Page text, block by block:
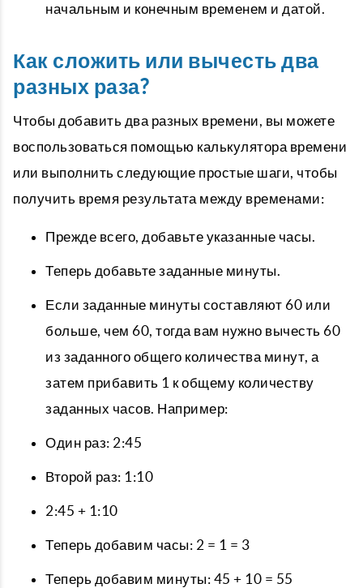
начальным и конечным временем и датой.
Как сложить или вычесть два
разных раза?
Чтобы добавить два разных времени, вы можете
воспользоваться помощью калькулятора времени
или выполнить следующие простые шаги, чтобы
получить время результата между временами:
Прежде всего, добавьте указанные часы.
Теперь добавьте заданные минуты.
Если заданные минуты составляют 60 или
больше, чем 60, тогда вам нужно вычесть 60
из заданного общего количества минут, а
затем прибавить 1 к общему количеству
заданных часов. Например:
Один раз: 2:45
Второй раз: 1:10
2:45 + 1:10
Теперь добавим часы: 2 = 1 = 3
Теперь добавим минуты: 45 + 10 = 55